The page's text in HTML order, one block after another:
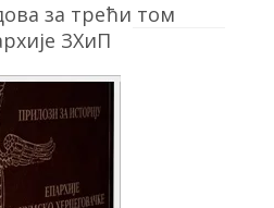
за трећи том
ЗХиП